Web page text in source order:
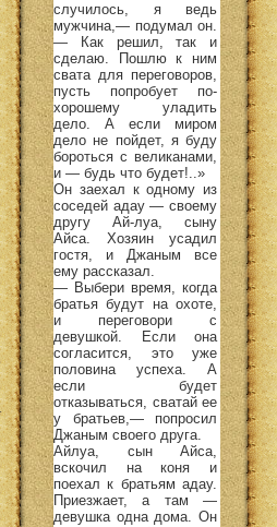
случилось, я ведь
мужчина,— подумал он.
— Как решил, так и
сделаю. Пошлю к ним
свата для переговоров,
пусть попробует по-
хорошему уладить
дело. А если миром
дело не пойдет, я буду
бороться с великанами,
и — будь что будет!..»
Он заехал к одному из
соседей адау — своему
другу Ай-луа, сыну
Айса. Хозяин усадил
гостя, и Джаным все
ему рассказал.
— Выбери время, когда
братья будут на охоте,
и переговори с
девушкой. Если она
согласится, это уже
половина успеха. А
если будет
отказываться, сватай ее
у братьев,— попросил
Джаным своего друга.
Айлуа, сын Айса,
вскочил на коня и
поехал к братьям адау.
Приезжает, а там —
девушка одна дома. Он